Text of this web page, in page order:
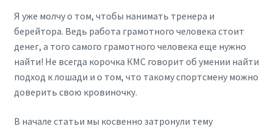
Я уже молчу о том, чтобы нанимать тренера и
берейтора. Ведь работа грамотного человека стоит
денег, а того самого грамотного человека еще нужно
найти! Не всегда корочка КМС говорит об умении найти
подход к лошади и о том, что такому спортсмену можно
доверить свою кровиночку.
В начале статьи мы косвенно затронули тему